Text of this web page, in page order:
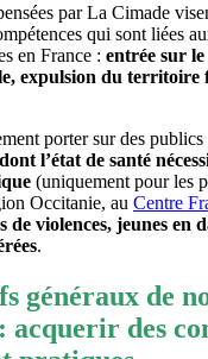
par La Cimade
qui sont liées
en France : entrée sur
expulsion du territoire
porter sur des publics
l’état de santé
(uniquement pour les
Occitanie, au Centre
de violences, jeunes en
.
généraux de
des